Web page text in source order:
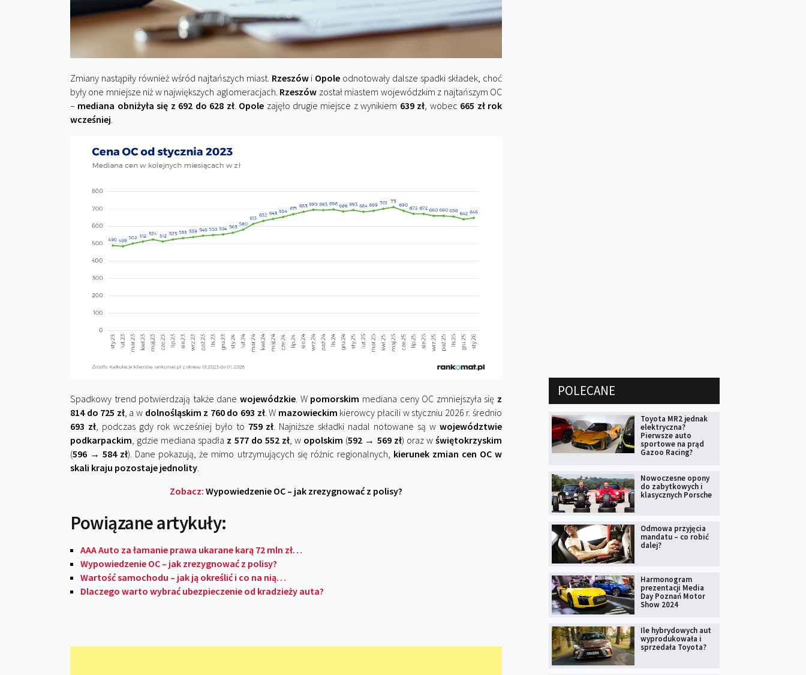
Zmiany nastąpiły również wśród najtańszych miast. Rzeszówi Opole odnotowały dalsze spadki składek, choć
były one mniejsze niż w największych aglomeracjach. Rzeszów został miastem wojewódzkim z najtańszym OC
– mediana obniżyła się z 692 do 628 zł. Opole zajęło drugie miejsce z wynikiem 639 zł, wobec 665 zł rok
wcześniej.
Spadkowy trend potwierdzają także danewojewódzkie. W pomorskim mediana ceny OC zmniejszyła się z
814 do 725 zł, a w dolnośląskim z 760 do 693 zł. W mazowieckim kierowcy płacili w styczniu 2026 r. średnio
693 zł, podczas gdy rok wcześniej było to 759 zł. Najniższe składki nadal notowane są w województwie
podkarpackim, gdzie mediana spadła z 577 do 552 zł, w opolskim (592 → 569 zł) oraz wświętokrzyskim
(596 → 584 zł). Dane pokazują, że mimo utrzymujących się różnic regionalnych, kierunek zmian cen OC w
skali kraju pozostaje jednolity.
Zobacz: Wypowiedzenie OC – jak zrezygnować z polisy?
Powiązane artykuły:
AAA Auto za łamanie prawa ukarane karą 72 mln zł…
Wypowiedzenie OC – jak zrezygnować z polisy?
Wartość samochodu – jak ją określić i co na nią…
Dlaczego warto wybrać ubezpieczenie od kradzieży auta?
POLECANE
Toyota MR2 jednak
elektryczna?
Pierwsze auto
sportowe na prąd
Gazoo Racing?
Nowoczesne opony
do zabytkowych i
klasycznych Porsche
Odmowa przyjęcia
mandatu – co robić
dalej?
Harmonogram
prezentacji Media
Day Poznań Motor
Show 2024
Ile hybrydowych aut
wyprodukowała i
sprzedała Toyota?